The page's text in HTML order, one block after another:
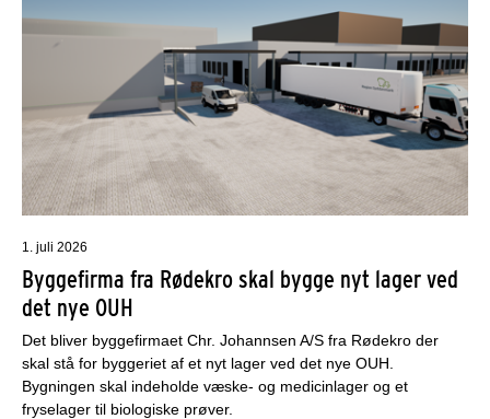
1. juli 2026
Byggefirma fra Rødekro skal bygge nyt lager ved
det nye OUH
Det bliver byggefirmaet Chr. Johannsen A/S fra Rødekro der
skal stå for byggeriet af et nyt lager ved det nye OUH.
Bygningen skal indeholde væske- og medicinlager og et
fryselager til biologiske prøver.